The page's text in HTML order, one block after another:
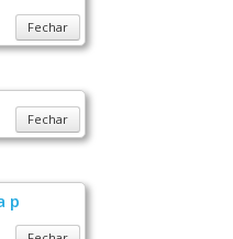
Fechar
Fechar